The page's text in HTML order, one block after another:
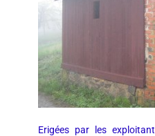
Erigées par les